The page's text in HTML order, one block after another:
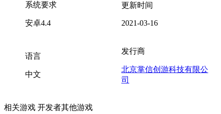
系统要求
安卓4.4
更新时间
2021-03-16
语言
中文
发行商
北京掌信创游科技有限公
司
相关游戏 开发者其他游戏